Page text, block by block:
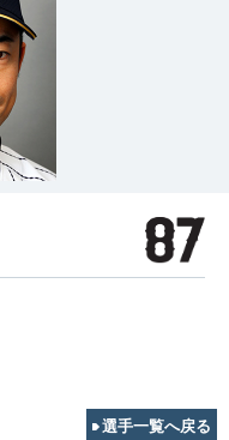
選手一覧へ戻る